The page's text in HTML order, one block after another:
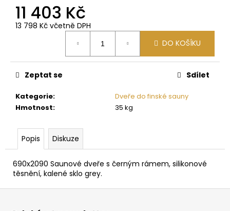
11 403 Kč
13 798 Kč včetně DPH
DO KOŠÍKU
Kategorie:
Dveře do finské sauny
Hmotnost: 35 kg
Zeptat se Sdílet
Popis Diskuze
690x2090 Saunové dveře s černým rámem, silikonové
těsnění, kalené sklo grey.
o
p
u
m
e
SAUNOVÁ
Z